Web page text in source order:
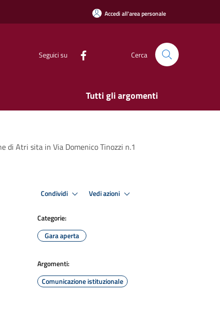
Accedi all'area personale
Seguici su Cerca
Tutti gli argomenti
di Atri sita in Via Domenico Tinozzi n.1
Condividi Vedi azioni
Categorie:
Gara aperta
Argomenti:
Comunicazione istituzionale